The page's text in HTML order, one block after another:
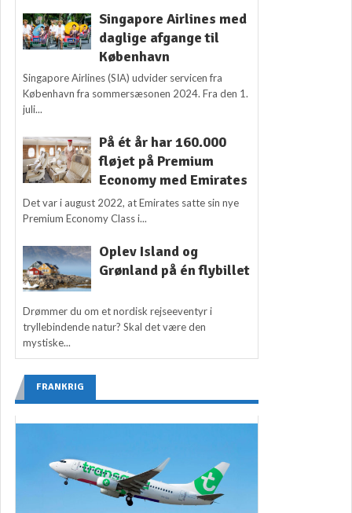
Singapore Airlines med
daglige afgange til
København
Singapore Airlines (SIA) udvider servicen fra
København fra sommersæsonen 2024. Fra den 1.
juli...
På ét år har 160.000
fløjet på Premium
Economy med Emirates
Det var i august 2022, at Emirates satte sin nye
Premium Economy Class i...
Oplev Island og
Grønland på én flybillet
Drømmer du om et nordisk rejseeventyr i
tryllebindende natur? Skal det være den
mystiske...
FRANKRIG